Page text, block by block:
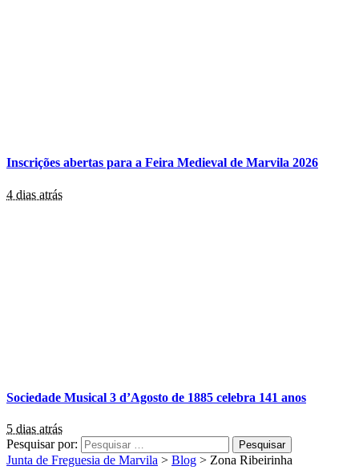
Inscrições abertas para a Feira Medieval de Marvila 2026
4 dias atrás
Sociedade Musical 3 d’Agosto de 1885 celebra 141 anos
5 dias atrás
Pesquisar por:
Junta de Freguesia de Marvila > Blog > Zona Ribeirinha